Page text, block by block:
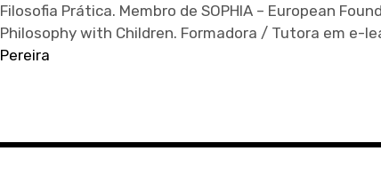
Filosofia Prática. Membro de SOPHIA – European
Philosophy with Children. Formadora / Tutora em e-
Pereira